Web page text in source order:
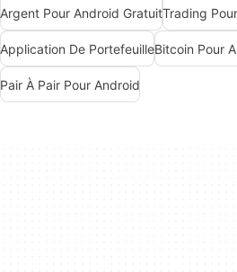
Argent Pour Android GratuitTrading
Application De PortefeuilleBitcoin Pour
Pair À Pair Pour Android